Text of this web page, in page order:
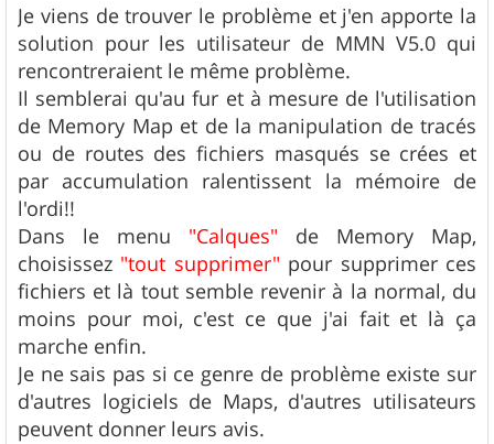
s
s
a
g
e
Je viens de trouver le problème et j'en apporte la
solution pour les utilisateur de MMN V5.0 qui
rencontreraient le même problème.
Il semblerai qu'au fur et à mesure de l'utilisation
de Memory Map et de la manipulation de tracés
ou de routes des fichiers masqués se crées et
par accumulation ralentissent la mémoire de
l'ordi!!
Dans le menu "Calques" de Memory Map,
choisissez "tout supprimer" pour supprimer ces
fichiers et là tout semble revenir à la normal, du
moins pour moi, c'est ce que j'ai fait et là ça
marche enfin.
Je ne sais pas si ce genre de problème existe sur
d'autres logiciels de Maps, d'autres utilisateurs
peuvent donner leurs avis.